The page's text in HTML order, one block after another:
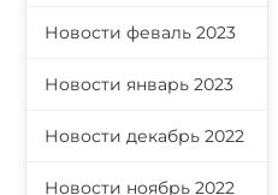
Новости феваль 2023
Новости январь 2023
Новости декабрь 2022
Новости ноябрь 2022